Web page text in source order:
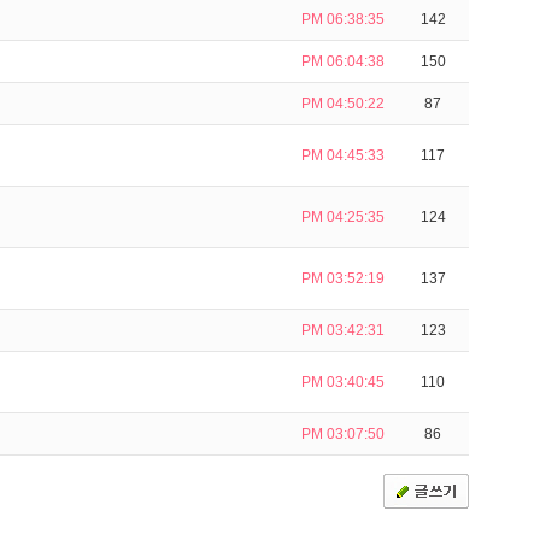
PM 06:38:35 142
PM 06:04:38 150
PM 04:50:22 87
PM 04:45:33 117
PM 04:25:35 124
PM 03:52:19 137
PM 03:42:31 123
PM 03:40:45 110
PM 03:07:50 86